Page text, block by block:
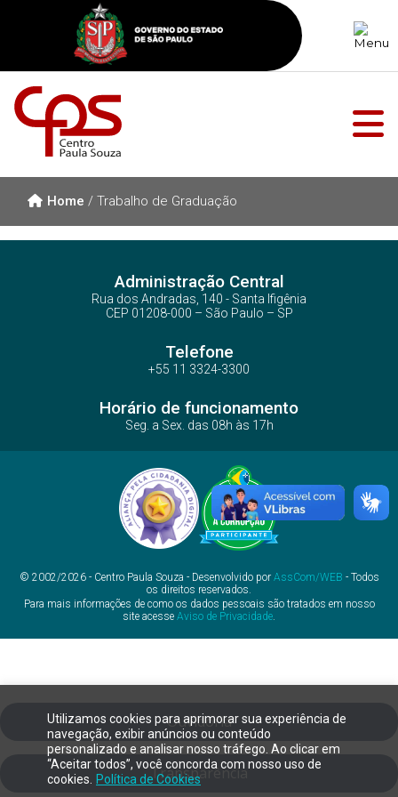
Utilizamos cookies para aprimorar sua experiência de
navegação, exibir anúncios ou conteúdo
personalizado e analisar nosso tráfego. Ao clicar em
“Aceitar todos”, você concorda com nosso uso de
cookies.
Política de Cookies
Home / Trabalho de Graduação
Administração Central
Rua dos Andradas, 140 - Santa Ifigênia
CEP 01208-000 – São Paulo – SP
Telefone
+55 11 3324-3300
Horário de funcionamento
Seg. a Sex. das 08h às 17h
© 2002/2026 - Centro Paula Souza - Desenvolvido por AssCom/WEB - Todos
os direitos reservados.
Para mais informações de como os dados pessoais são tratados em nosso
site acesse Aviso de Privacidade.
Ouvidoria
Transparência